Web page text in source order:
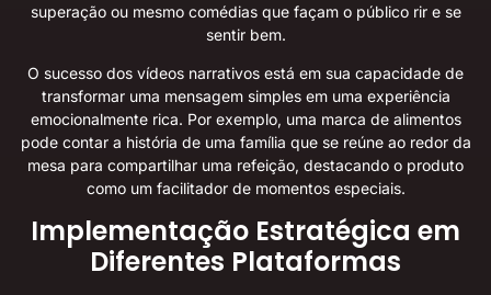
superação ou mesmo comédias que façam o público rir e se
sentir bem.
O sucesso dos vídeos narrativos está em sua capacidade de
transformar uma mensagem simples em uma experiência
emocionalmente rica. Por exemplo, uma marca de alimentos
pode contar a história de uma família que se reúne ao redor da
mesa para compartilhar uma refeição, destacando o produto
como um facilitador de momentos especiais.
Implementação Estratégica em
Diferentes Plataformas